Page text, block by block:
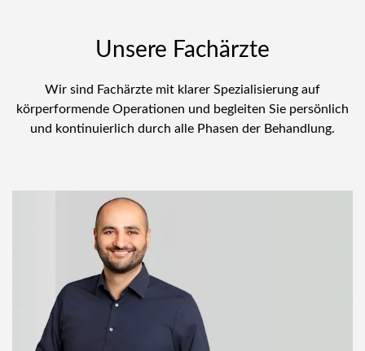
Unsere Fachärzte
Wir sind Fachärzte mit klarer Spezialisierung auf
körperformende Operationen und begleiten Sie persönlich
und kontinuierlich durch alle Phasen der Behandlung.